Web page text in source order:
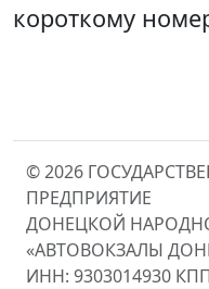
короткому
© 2026
ПРЕДПРИЯТИЕ
ДОНЕЦКОЙ
«АВТОВОКЗАЛЫ
ИНН: 9303014930